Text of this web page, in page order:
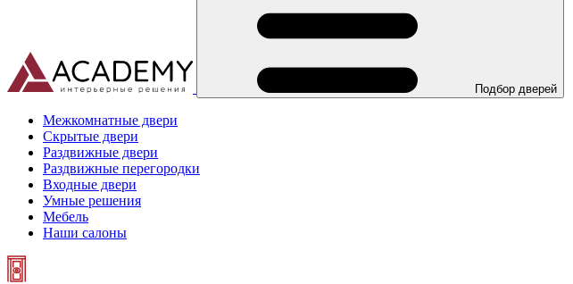
Подбор дверей
Межкомнатные двери
Скрытые двери
Раздвижные двери
Раздвижные перегородки
Входные двери
Умные решения
Мебель
Наши салоны